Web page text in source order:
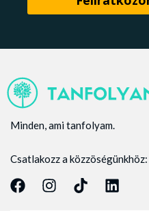
Minden, ami tanfolyam.
Csatlakozz a közzöségünkhöz: